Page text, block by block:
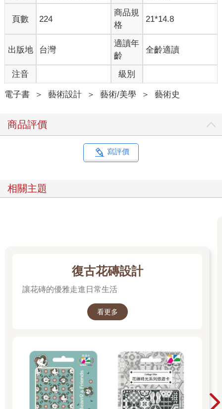
頁數 224
商品規
格
21*14.8
出版地 台灣
適讀年
齡
全齡適讀
注音 級別
電子書 ＞ 藝術設計 ＞ 藝術/美學 ＞ 藝術史
商品評價
寫評價
相關主題
復古花磚設計
讓花磚的優雅走進日常生活
看更多